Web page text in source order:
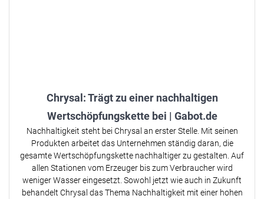
Chrysal: Trägt zu einer nachhaltigen
Wertschöpfungskette bei | Gabot.de
Nachhaltigkeit steht bei Chrysal an erster Stelle. Mit seinen
Produkten arbeitet das Unternehmen ständig daran, die
gesamte Wertschöpfungskette nachhaltiger zu gestalten. Auf
allen Stationen vom Erzeuger bis zum Verbraucher wird
weniger Wasser eingesetzt. Sowohl jetzt wie auch in Zukunft
behandelt Chrysal das Thema Nachhaltigkeit mit einer hohen